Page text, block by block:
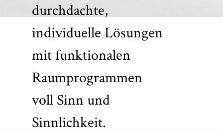
durchdachte,
individuelle Lösungen
mit funktionalen
Raumprogrammen
voll Sinn und
Sinnlichkeit.